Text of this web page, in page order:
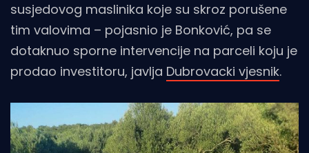
susjedovog maslinika koje su skroz porušene
tim valovima – pojasnio je Bonković, pa se
dotaknuo sporne intervencije na parceli koju je
prodao investitoru, javlja Dubrovacki vjesnik.